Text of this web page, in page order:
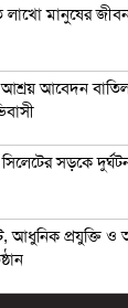
মানুষের
আশ্রয় আবেদন
সড়কে
আধুনিক প্রযুক্তি ও